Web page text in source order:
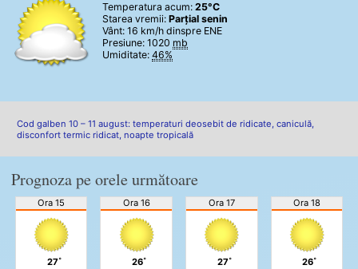
Temperatura acum: 25°C
Starea vremii: Parțial senin
Vânt: 16 km/h dinspre ENE
Presiune: 1020 mb
Umiditate: 46%
Cod galben 10 – 11 august: temperaturi deosebit de ridicate, caniculă,
disconfort termic ridicat, noapte tropicală
Prognoza pe orele următoare
Ora 15
27˚
Ora 16
26˚
Ora 17
27˚
Ora 18
26˚